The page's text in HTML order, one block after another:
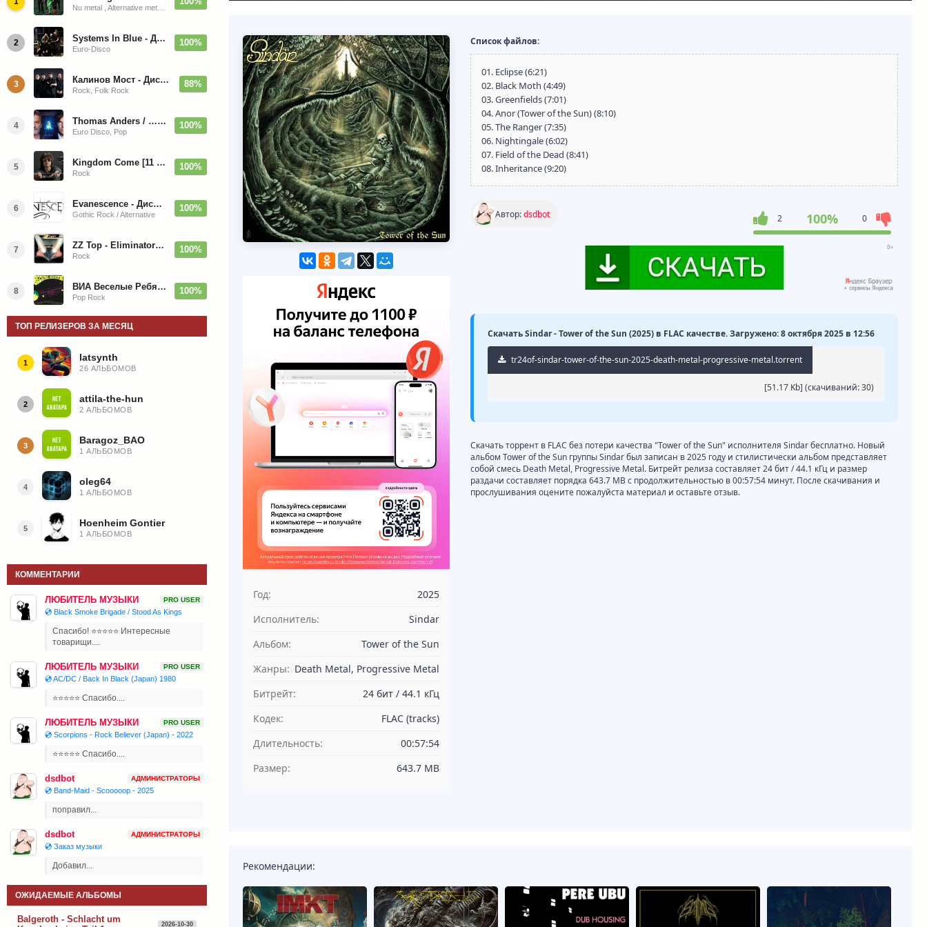
Год:
2025
Исполнитель:
Sindar
Альбом:
Tower of the Sun
Жанры: Death Metal, Progressive Metal
Битрейт:
24 бит / 44.1 кГц
Кодек:
FLAC (tracks)
Длительность:
00:57:54
Размер:
643.7 MB
Список файлов:
01. Eclipse (6:21)
02. Black Moth (4:49)
03. Greenfields (7:01)
04. Anor (Tower of the Sun) (8:10)
05. The Ranger (7:35)
06. Nightingale (6:02)
07. Field of the Dead (8:41)
08. Inheritance (9:20)
Автор:dsdbot 2 100% 0
Скачать Sindar - Tower of the Sun (2025) в FLAC качестве. Загружено: 8 октября 2025 в 12:56
tr24of-sindar-tower-of-the-sun-2025-death-metal-progressive-metal.torrent
[51.17 Kb] (cкачиваний: 30)
Скачать торрент в FLAC без потери качества "Tower of the Sun" исполнителя Sindar бесплатно. Новый
альбом Tower of the Sun группы Sindar был записан в 2025 году и стилистически альбом представляет
собой смесь Death Metal, Progressive Metal. Битрейт релиза составляет 24 бит / 44.1 кГц и размер
раздачи составляет порядка 643.7 MB с продолжительностью в 00:57:54 минут. После скачивания и
прослушивания оцените пожалуйста материал и оставьте отзыв.
Рекомендации:
2 Systems In Blue - Дискография (2020-2026)
Euro-Disco
100%
3 Калинов Мост - Дискография (1986-2026)
Rock, Folk Rock
88%
4 Thomas Anders / … Sings Modern Talking: The Best hi-res
Euro Disco, Pop
100%
5 Kingdom Come [11 Albums] 1988-2009
Rock
100%
6 Evanescence - Дискография (1998-2026)
Gothic Rock / Alternative
100%
7 ZZ Top - Eliminator 1983
Rock
100%
8 ВИА Веселые Ребята - Любовь - Огромная Страна - 1974/2026
Pop Rock
100%
ТОП РЕЛИЗЕРОВ ЗА МЕСЯЦ
1 latsynth
26 АЛЬБОМОВ
2 attila-the-hun
2 АЛЬБОМОВ
3 Baragoz_BAO
1 АЛЬБОМОВ
4 oleg64
1 АЛЬБОМОВ
5 Hoenheim Gontier
1 АЛЬБОМОВ
КОММЕНТАРИИ
ЛЮБИТЕЛЬ МУЗЫКИ PRO USER
💿 Black Smoke Brigade / Stood As Kings
Спасибо! ⭐⭐⭐⭐⭐ Интересные
товарищи....
ЛЮБИТЕЛЬ МУЗЫКИ PRO USER
💿 AC/DC / Back In Black (Japan) 1980
⭐⭐⭐⭐⭐ Спасибо....
ЛЮБИТЕЛЬ МУЗЫКИ PRO USER
💿 Scorpions - Rock Believer (Japan) - 2022
⭐⭐⭐⭐⭐ Спасибо....
dsdbot АДМИНИСТРАТОРЫ
💿 Band-Maid - Scooooop - 2025
поправил...
dsdbot АДМИНИСТРАТОРЫ
💿 Заказ музыки
Добавил...
ОЖИДАЕМЫЕ АЛЬБОМЫ
Balgeroth - Schlacht um
2026-10-30